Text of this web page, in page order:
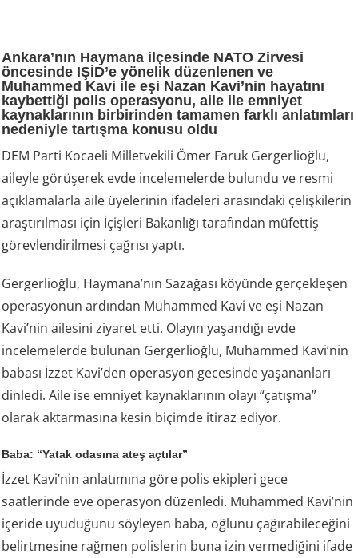
Ankara’nın Haymana ilçesinde NATO Zirvesi
öncesinde IŞİD’e yönelik düzenlenen ve
Muhammed Kavi ile eşi Nazan Kavi’nin hayatını
kaybettiği polis operasyonu, aile ile emniyet
kaynaklarının birbirinden tamamen farklı anlatımları
nedeniyle tartışma konusu oldu
DEM Parti Kocaeli Milletvekili Ömer Faruk Gergerlioğlu,
aileyle görüşerek evde incelemelerde bulundu ve resmi
açıklamalarla aile üyelerinin ifadeleri arasındaki çelişkilerin
araştırılması için İçişleri Bakanlığı tarafından müfettiş
görevlendirilmesi çağrısı yaptı.
Gergerlioğlu, Haymana’nın Sazağası köyünde gerçekleşen
operasyonun ardından Muhammed Kavi ve eşi Nazan
Kavi’nin ailesini ziyaret etti. Olayın yaşandığı evde
incelemelerde bulunan Gergerlioğlu, Muhammed Kavi’nin
babası İzzet Kavi’den operasyon gecesinde yaşananları
dinledi. Aile ise emniyet kaynaklarının olayı “çatışma”
olarak aktarmasına kesin biçimde itiraz ediyor.
Baba: “Yatak odasına ateş açtılar”
İzzet Kavi’nin anlatımına göre polis ekipleri gece
saatlerinde eve operasyon düzenledi. Muhammed Kavi’nin
içeride uyuduğunu söyleyen baba, oğlunu çağırabileceğini
belirtmesine rağmen polislerin buna izin vermediğini ifade